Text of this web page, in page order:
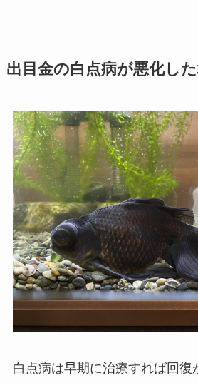
出目金の白点病が悪化し
白点病は早期に治療すれば回復